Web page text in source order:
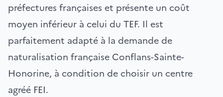
préfectures françaises et présente un coût
moyen inférieur à celui du TEF. Il est
parfaitement adapté à la demande de
naturalisation française Conflans-Sainte-
Honorine, à condition de choisir un centre
agréé FEI.